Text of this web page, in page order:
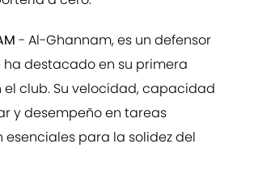
- Al-Ghannam, es un defensor
ha destacado en su primera
club. Su velocidad, capacidad
y desempeño en tareas
esenciales para la solidez del